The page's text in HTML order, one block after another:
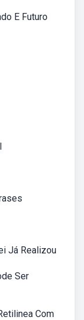
E Futuro
Já Realizou
Ser
Com